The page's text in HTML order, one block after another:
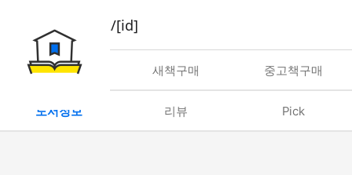
book/rent/[id]
대여 새책구매 중고책구매
도서정보 리뷰 Pick